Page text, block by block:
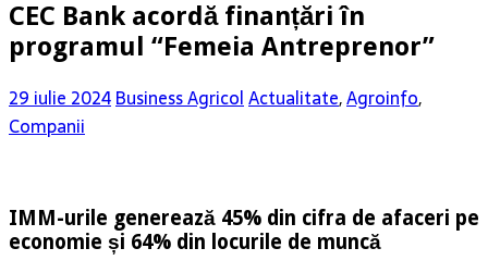
CEC Bank acordă finanțări în
programul “Femeia Antreprenor”
29 iulie 2024Business AgricolActualitate,Agroinfo,
Companii
IMM-urile generează 45% din cifra de afaceri pe
economie și 64% din locurile de muncă